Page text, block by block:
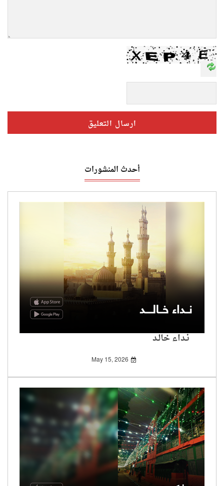
أحدث المنشورات
نـداء خالـد
May 15, 2026